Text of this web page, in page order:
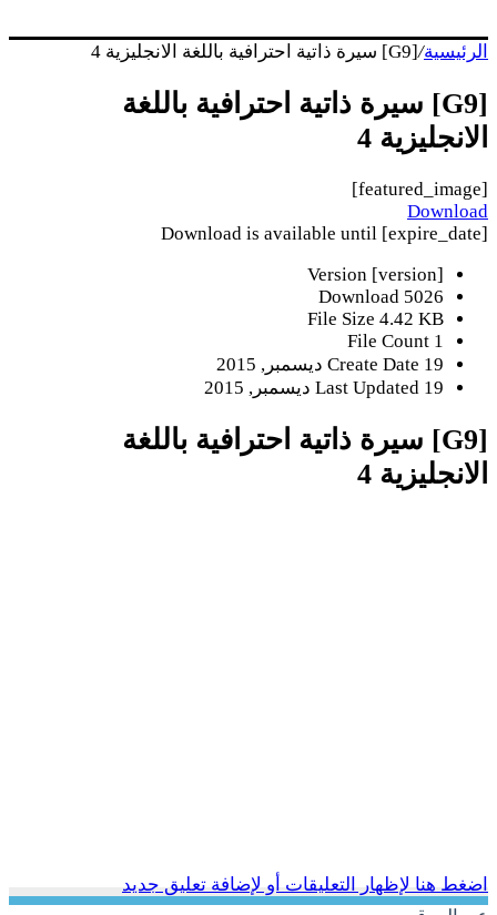
الرئيسية/[G9] سيرة ذاتية احترافية باللغة الانجليزية 4
[G9] سيرة ذاتية احترافية باللغة
الانجليزية 4
[featured_image]
Download
Download is available until [expire_date]
Version [version]
Download 5026
File Size 4.42 KB
File Count 1
Create Date 19 ديسمبر, 2015
Last Updated 19 ديسمبر, 2015
[G9] سيرة ذاتية احترافية باللغة
الانجليزية 4
اضغط هنا لإظهار التعليقات أو لإضافة تعليق جديد